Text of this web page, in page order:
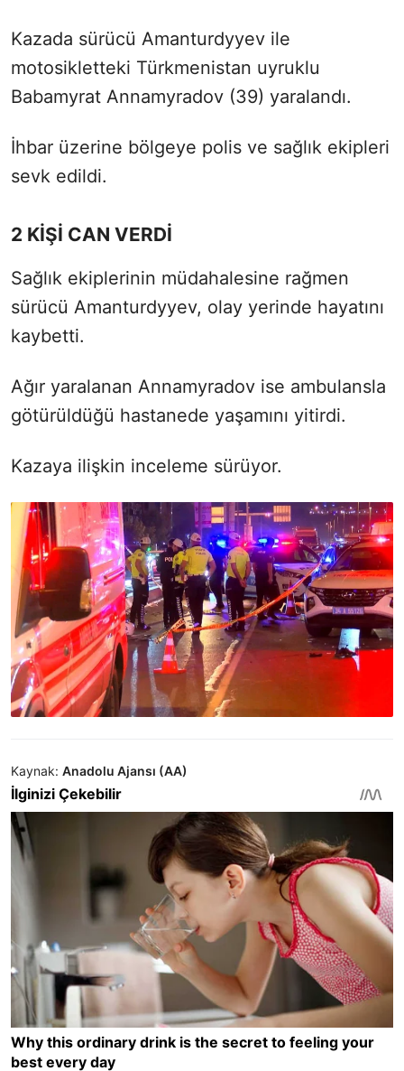
Kazada sürücü Amanturdyyev ile
motosikletteki Türkmenistan uyruklu
Babamyrat Annamyradov (39) yaralandı.
İhbar üzerine bölgeye polis ve sağlık ekipleri
sevk edildi.
2 KİŞİ CAN VERDİ
Sağlık ekiplerinin müdahalesine rağmen
sürücü Amanturdyyev, olay yerinde hayatını
kaybetti.
Ağır yaralanan Annamyradov ise ambulansla
götürüldüğü hastanede yaşamını yitirdi.
Kazaya ilişkin inceleme sürüyor.
Kaynak: Anadolu Ajansı (AA)